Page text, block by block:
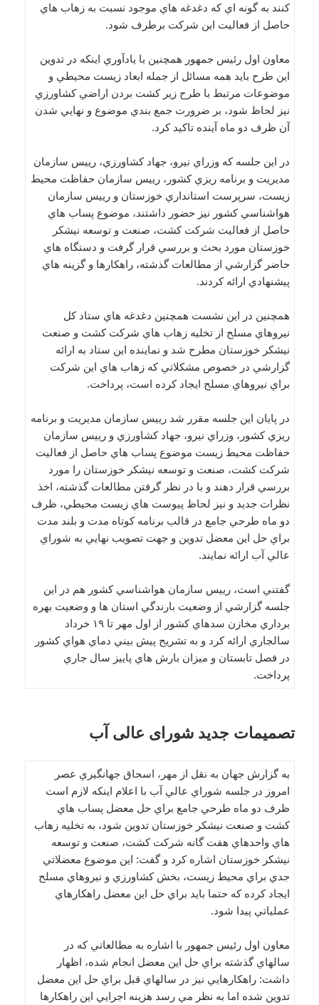
كنند به گونه اي كه دغدغه هاي موجود نسبت به زهاب هاي
حاصل از فعاليت اين شركت برطرف شود.
معاون اول رئیس جمهور همچنين با يادآوري اينكه در تدوين
اين طرح بايد همه مسائل از جمله ابعاد زيست محيطي و
موضوعات مرتبط با طرح زير كشت بردن اراضي كشاورزي
نيز لحاظ شود، بر ضرورت جمع بندي موضوع و نهايي شدن
آن ظرف دو ماه آينده تاكيد كرد.
در اين جلسه كه وزراي نيرو، جهاد كشاورزي، رييس سازمان
مديريت و برنامه ريزي كشور، رييس سازمان حفاظت محيط
زيست، سرپرست استانداري خوزستان و رييس سازمان
هواشناسي كشور نيز حضور داشتند، موضوع پساب هاي
حاصل از فعاليت شركت كشت، صنعت و توسعه نيشكر
خوزستان مورد بحث و بررسي قرار گرفت و دستگاه هاي
حاضر گزارشي از مطالعات گذشته، راهكارها و گزينه هاي
پيشنهادي ارائه كردند.
همچنین در اين نشست همچنين دغدغه هاي ستاد كل
نيروهاي مسلح از تخليه زهاب هاي شركت كشت و صنعت
نيشكر خوزستان مطرح شد و نماينده اين ستاد به ارائه
گزارشي در خصوص مشكلاتي كه زهاب هاي اين شركت
براي نيروهاي مسلح ايجاد كرده است، پرداخت.
در پايان اين جلسه مقرر شد رييس سازمان مديريت و برنامه
ريزي كشور، وزراي نيرو، جهاد كشاورزي و رييس سازمان
حفاظت محيط زيست موضوع پساب هاي حاصل از فعاليت
شركت كشت، صنعت و توسعه نيشكر خوزستان را مورد
بررسي قرار دهند و با در نظر گرفتن مطالعات گذشته، اخذ
نظرات جديد و نيز لحاظ پيوست هاي زيست محيطي، ظرف
دو ماه طرحي جامع در قالب برنامه كوتاه مدت و بلند مدت
براي حل اين معضل تدوين و جهت تصويب نهايي به شوراي
عالي آب ارائه نمايند.
گفتني است، رييس سازمان هواشناسي كشور هم در اين
جلسه گزارشي از وضعيت بارندگي استان ها و وضعيت بهره
برداري مخازن سدهاي كشور از اول مهر تا ۱۹ خرداد
سالجاري ارائه كرد و به تشريح پيش بيني دماي هواي كشور
در فصل تابستان و ميزان بارش هاي پاييز سال جاري
پرداخت.
تصمیمات جدید شورای عالی آب
به گزارش جهان به نقل از مهر، اسحاق جهانگيري عصر
امروز در جلسه شوراي عالي آب با اعلام اینکه لازم است
ظرف دو ماه طرحي جامع براي حل معضل پساب هاي
كشت و صنعت نيشكر خوزستان تدوين شود، به تخليه زهاب
هاي واحدهاي هفت گانه شركت كشت، صنعت و توسعه
نيشكر خوزستان اشاره کرد و گفت: اين موضوع معضلاتي
جدي براي محيط زيست، بخش كشاورزي و نيروهاي مسلح
ايجاد كرده كه حتما بايد براي حل اين معضل راهكارهاي
عملياتي پيدا شود.
معاون اول رئيس جمهور با اشاره به مطالعاتي كه در
سالهاي گذشته براي حل اين معضل انجام شده، اظهار
داشت: راهكارهايي نيز در سالهاي قبل براي حل اين معضل
تدوين شده اما به نظر مي رسد هزينه اجرايي اين راهكارها